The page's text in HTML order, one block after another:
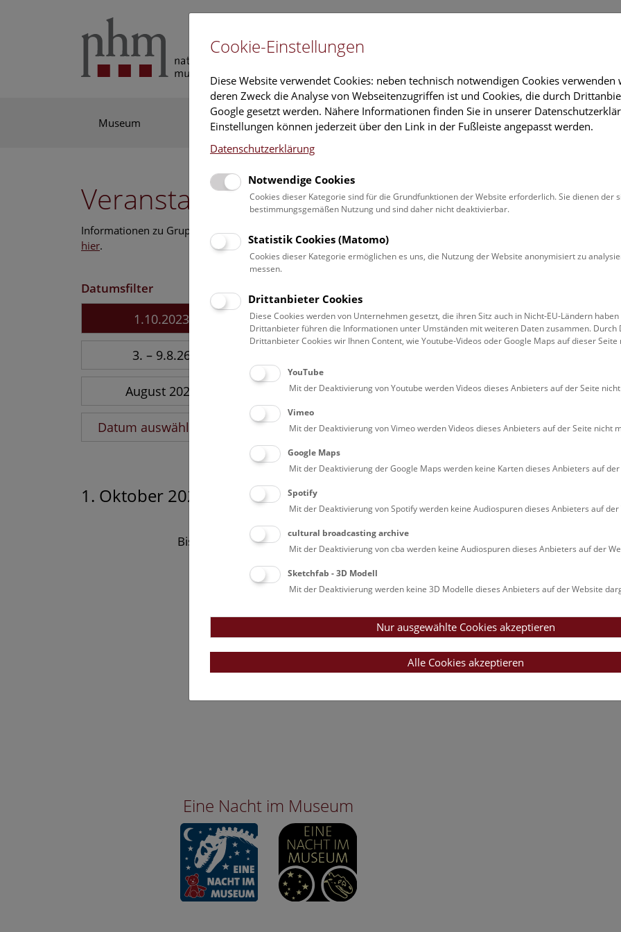
Museum Ausstellung Forschung Führungen & Aktivitäten Deck 50
Veranstaltungskalender
Informationen zu Gruppen,- Kindergarten- und Schulprogrammen finden Sie
hier.
Datumsfilter
1.10.2023
3. – 9.8.26
August 2026
Datum auswählen
Erwachsene (0)
Familien (0)
Führungen &
Kulinarik &
1. Oktober 2023
Bisher keine Ergebnisse. Dienstags ist das NHM Wien in der Regel geschlossen.
Eine Nacht im Museum
Cookie-Einstellungen
Diese Website verwendet Cookies: neben technisch notwendigen Cookies verwenden
deren Zweck die Analyse von Webseitenzugriffen ist und Cookies, die durch
Google gesetzt werden. Nähere Informationen finden Sie in unserer
Einstellungen können jederzeit über den Link in der Fußleiste angepasst werden.
Datenschutzerklärung
Notwendige Cookies
Cookies dieser Kategorie sind für die Grundfunktionen der Website erforderlich. Sie dienen der
bestimmungsgemäßen Nutzung und sind daher nicht deaktivierbar.
Statistik Cookies (Matomo)
Cookies dieser Kategorie ermöglichen es uns, die Nutzung der Website anonymisiert zu
messen.
Drittanbieter Cookies
Diese Cookies werden von Unternehmen gesetzt, die ihren Sitz auch in Nicht-EU-Ländern haben
Drittanbieter führen die Informationen unter Umständen mit weiteren Daten zusammen. Durch
Drittanbieter Cookies wir Ihnen Content, wie Youtube-Videos oder Google Maps auf dieser
YouTube
Mit der Deaktivierung von Youtube werden Videos dieses Anbieters auf der Seite
Vimeo
Mit der Deaktivierung von Vimeo werden Videos dieses Anbieters auf der Seite nicht
Google Maps
Mit der Deaktivierung der Google Maps werden keine Karten dieses Anbieters auf
Spotify
Mit der Deaktivierung von Spotify werden keine Audiospuren dieses Anbieters auf
cultural broadcasting archive
Mit der Deaktivierung von cba werden keine Audiospuren dieses Anbieters auf der
Sketchfab - 3D Modell
Mit der Deaktivierung werden keine 3D Modelle dieses Anbieters auf der Website
Nur ausgewählte Cookies akzeptieren
Alle Cookies akzeptieren